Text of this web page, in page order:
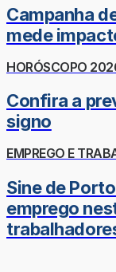
Campanha
mede
HORÓSCOPO
Confira a
signo
EMPREGO E
Sine de
emprego